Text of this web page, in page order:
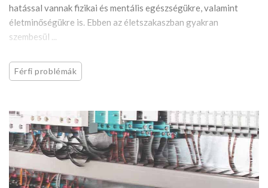
hatással vannak fizikai és mentális egészségükre, valamint
életminőségükre is. Ebben az életszakaszban gyakran
szembesül ...
Férfi problémák